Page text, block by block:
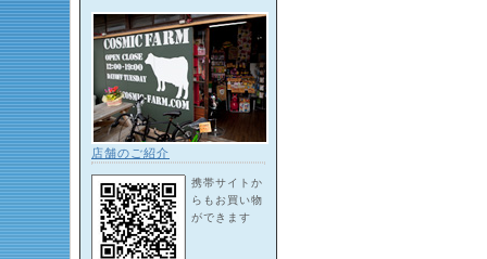
店舗のご紹介
携帯サイトか
らもお買い物
ができます